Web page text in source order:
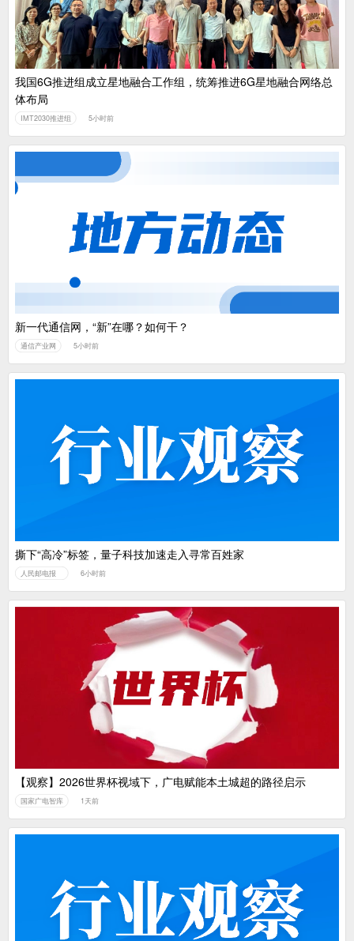
我国6G推进组成立星地融合工作组，统筹推进6G星地融合网络总
体布局
IMT2030推进组 5小时前
新一代通信网，“新”在哪？如何干？
通信产业网 5小时前
撕下“高冷”标签，量子科技加速走入寻常百姓家
人民邮电报 6小时前
【观察】2026世界杯视域下，广电赋能本土城超的路径启示
国家广电智库 1天前